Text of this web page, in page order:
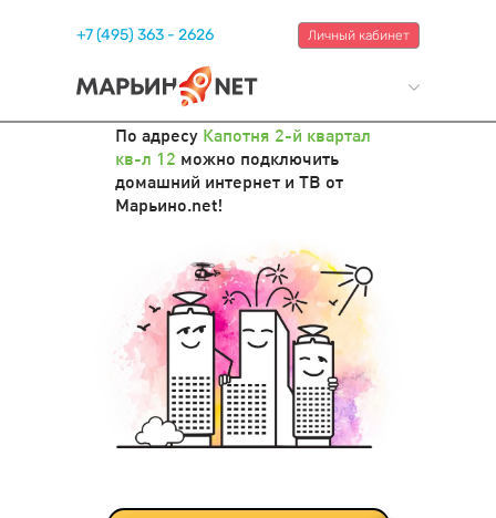
+7 (495) 363 - 2626 Личный кабинет
По адресу Капотня 2-й квартал
кв-л 12 можно подключить
домашний интернет и ТВ от
Марьино.net!